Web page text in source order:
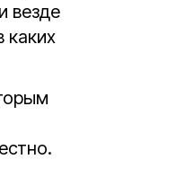
везде
каких